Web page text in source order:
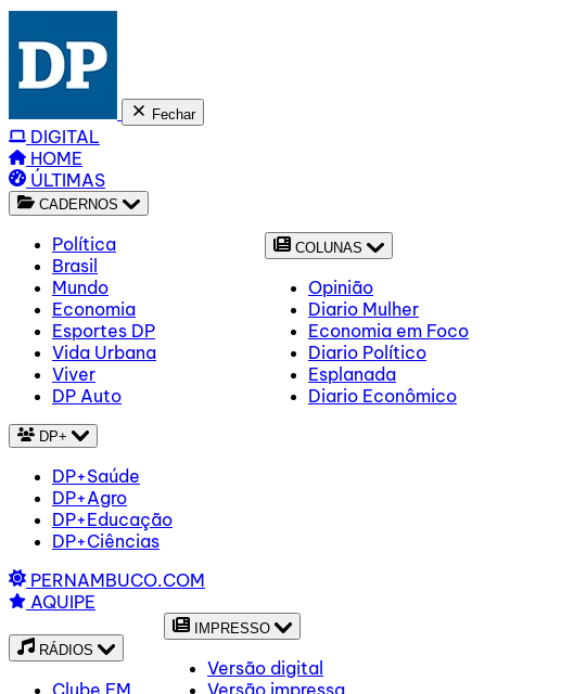
Fechar
DIGITAL
HOME
ÚLTIMAS
CADERNOS
Política
Brasil
Mundo
Economia
Esportes DP
Vida Urbana
Viver
DP Auto
COLUNAS
Opinião
Diario Mulher
Economia em Foco
Diario Político
Esplanada
Diario Econômico
DP+
DP+Saúde
DP+Agro
DP+Educação
DP+Ciências
PERNAMBUCO.COM
AQUIPE
RÁDIOS
IMPRESSO
Versão digital